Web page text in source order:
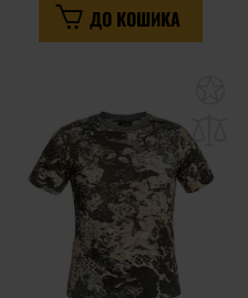
ДО КОШИКА
списку
уподобань